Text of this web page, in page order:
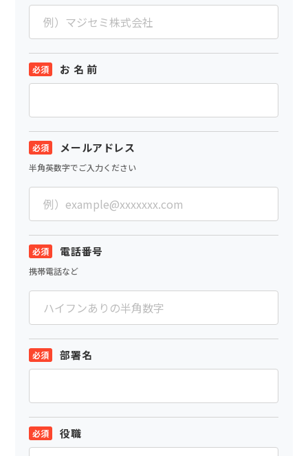
お 名 前
メールアドレス
半角英数字でご入力ください
電話番号
携帯電話など
部署名
役職